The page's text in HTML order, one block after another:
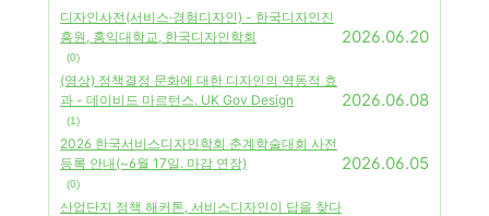
디자인사전(서비스·경험디자인) - 한국디자인진
흥원, 홍익대학교, 한국디자인학회
(0)
2026.06.20
(영상) 정책결정 문화에 대한 디자인의 역동적 효
과 - 데이비드 마르턴스. UK Gov Design
(1)
2026.06.08
2026 한국서비스디자인학회 춘계학술대회 사전
등록 안내(~6월 17일. 마감 연장)
(0)
2026.06.05
산업단지 정책 해커톤, 서비스디자인이 답을 찾다